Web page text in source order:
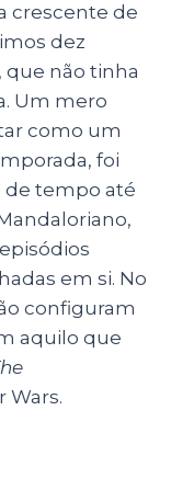
crescente de
dez
não tinha
Um mero
como um
foi
de tempo até
em si. No
configuram
aquilo que
Wars.